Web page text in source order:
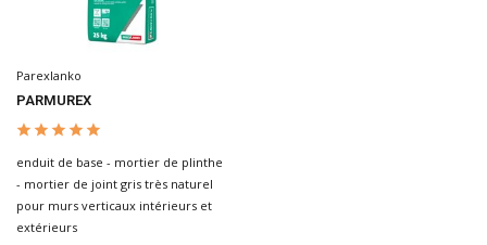
Parexlanko
PARMUREX
enduit de base - mortier de plinthe
- mortier de joint gris très naturel
pour murs verticaux intérieurs et
extérieurs